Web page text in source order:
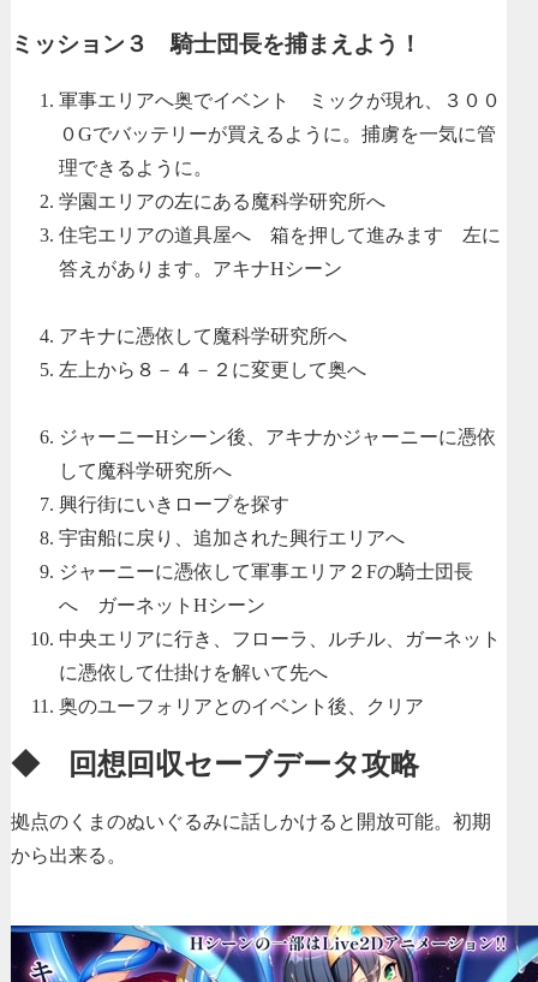
ミッション３ 騎士団長を捕まえよう！
軍事エリアへ奥でイベント ミックが現れ、３００
０Gでバッテリーが買えるように。捕虜を一気に管
理できるように。
学園エリアの左にある魔科学研究所へ
住宅エリアの道具屋へ 箱を押して進みます 左に
答えがあります。アキナHシーン
アキナに憑依して魔科学研究所へ
左上から８－４－２に変更して奥へ
ジャーニーHシーン後、アキナかジャーニーに憑依
して魔科学研究所へ
興行街にいきロープを探す
宇宙船に戻り、追加された興行エリアへ
ジャーニーに憑依して軍事エリア２Fの騎士団長
へ ガーネットHシーン
中央エリアに行き、フローラ、ルチル、ガーネット
に憑依して仕掛けを解いて先へ
奥のユーフォリアとのイベント後、クリア
◆ 回想回収セーブデータ攻略
拠点のくまのぬいぐるみに話しかけると開放可能。初期
から出来る。